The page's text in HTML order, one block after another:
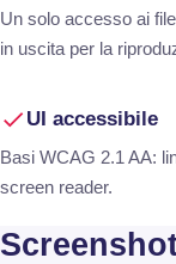
Un solo accesso ai
in uscita per la
UI accessibile
Basi WCAG 2.1 AA:
screen reader.